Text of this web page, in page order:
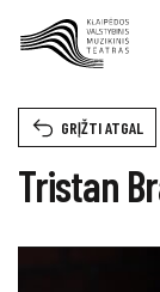
Tristan
GRĮŽTI ATGAL